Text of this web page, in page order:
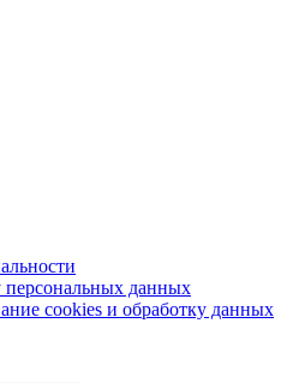
персональных данных
сookies и обработку данных